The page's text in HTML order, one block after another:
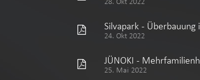
Silvapark - Überbauung
24. Okt 2022
JÜNOKI -
25. Mai 2022